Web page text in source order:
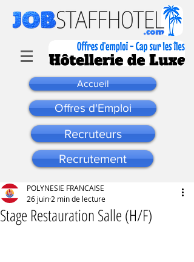
Accueil
Offres d'Emploi
Recruteurs
Recrutement
Stage Restauration Salle (H/F)
POLYNESIE FRANCAISE
26 juin 2 min de lecture